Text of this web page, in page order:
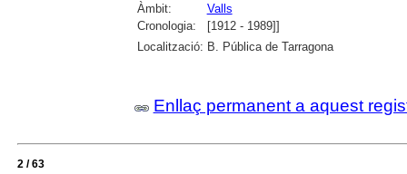
Àmbit:
Valls
Cronologia:
[1912 - 1989]]
Localització: B. Pública de Tarragona
Enllaç permanent a aquest
2 / 63